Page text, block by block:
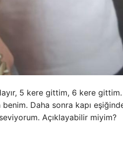
5 kere gittim, 6 kere gittim.
Daha sonra kapı
Açıklayabilir miyim?